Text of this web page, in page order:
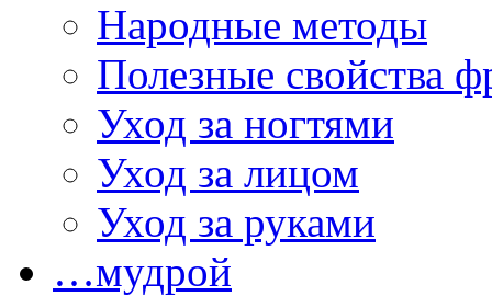
Народные методы
Полезные свойства
Уход за ногтями
Уход за лицом
Уход за руками
…мудрой